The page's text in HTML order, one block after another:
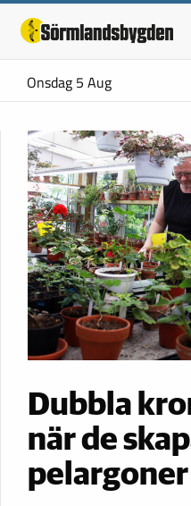
Onsdag 5 Aug
Dubbla
när de
pelargoner